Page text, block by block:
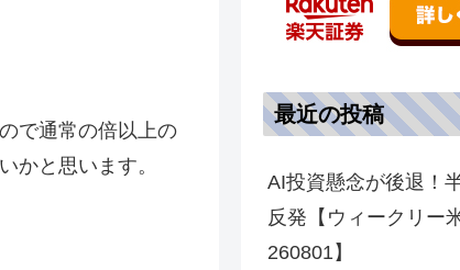
で通常の倍以上の
かと思います。
最近の投稿
AI投資懸念が後退！
反発【ウィークリー
260801】